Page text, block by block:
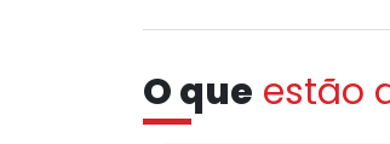
O que estão